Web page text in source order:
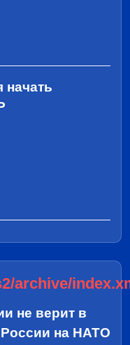
начать
archive/
не верит в
на НАТО